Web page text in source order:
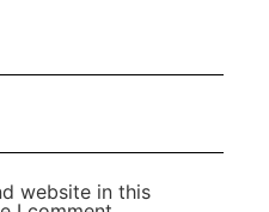
website in this